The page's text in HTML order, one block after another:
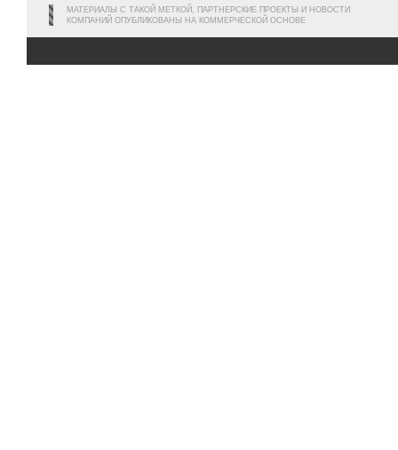
МАТЕРИАЛЫ С ТАКОЙ МЕТКОЙ, ПАРТНЕРСКИЕ ПРОЕКТЫ И НОВОСТИ
КОМПАНИЙ ОПУБЛИКОВАНЫ НА КОММЕРЧЕСКОЙ ОСНОВЕ